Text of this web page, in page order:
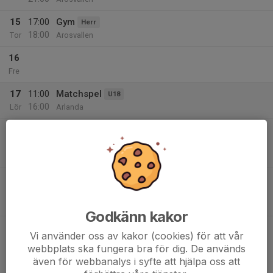
15
Tor
17:00
18:00
Gym Herr
Arosvallen
16
Fre
17
Lör
11:00
16:00
Matchspel U18
Arlanda
Match mot Uppsala 86'ers AFF
16:30
U18
U18 Utveckling
Arlanda
Godkänn kakor
Vi använder oss av kakor (cookies) för att vår
webbplats ska fungera bra för dig. De används
även för webbanalys i syfte att hjälpa oss att